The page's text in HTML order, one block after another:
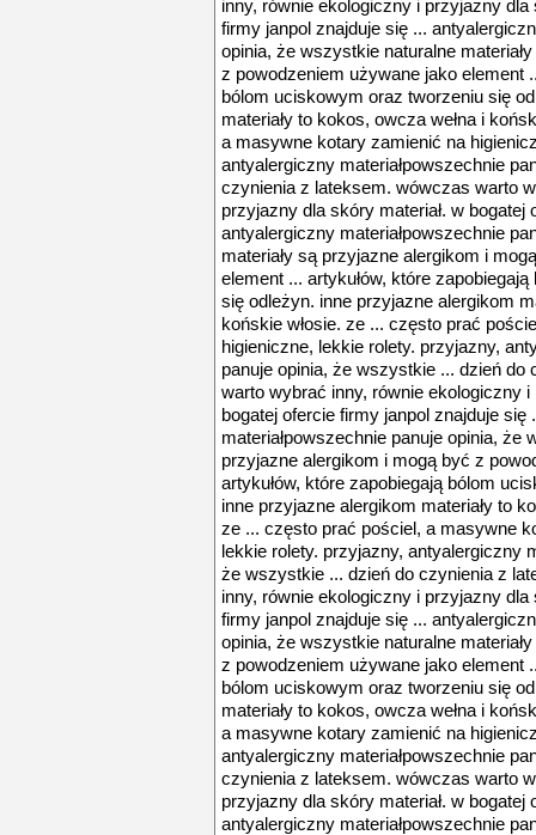
inny, równie ekologiczny i przyjazny dla
firmy janpol znajduje się ...
opinia, że wszystkie naturalne
z powodzeniem używane jako element
bólom uciskowym oraz tworzeniu się
materiały to kokos, owcza wełna i
a masywne kotary zamienić na
antyalergiczny materiałpowszechnie
czynienia z lateksem. wówczas warto
przyjazny dla skóry materiał. w
antyalergiczny materiałpowszechnie
materiały są przyjazne alergikom i
element ... artykułów, które
się odleżyn. inne przyjazne alergikom
końskie włosie. ze ... często prać
higieniczne, lekkie rolety. przyjazny,
panuje opinia, że wszystkie ... dzień
warto wybrać inny, równie ekologiczny
bogatej ofercie firmy janpol znajduje się
materiałpowszechnie panuje opinia, że
przyjazne alergikom i mogą być z
artykułów, które zapobiegają bólom
inne przyjazne alergikom materiały to
ze ... często prać pościel, a masywne
lekkie rolety. przyjazny, antyalergiczny
że wszystkie ... dzień do czynienia z
inny, równie ekologiczny i przyjazny dla
firmy janpol znajduje się ...
opinia, że wszystkie naturalne
z powodzeniem używane jako element
bólom uciskowym oraz tworzeniu się
materiały to kokos, owcza wełna i
a masywne kotary zamienić na
antyalergiczny materiałpowszechnie
czynienia z lateksem. wówczas warto
przyjazny dla skóry materiał. w
antyalergiczny materiałpowszechnie